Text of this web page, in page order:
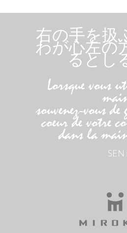
右の手を扱
わが心左の
るとし
Lorsque vous
souvenez-vous
coeur de votre
dans la